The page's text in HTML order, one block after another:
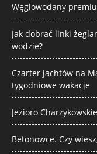
Węglowodany
Jak dobrać linki
wodzie?
Czarter jachtów na
tygodniowe wakacje
Jezioro
Betonowce. Czy